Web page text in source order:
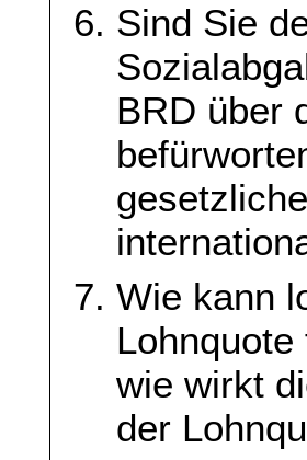
Sind Sie
BRD über
Wie kann
wie wirkt
der